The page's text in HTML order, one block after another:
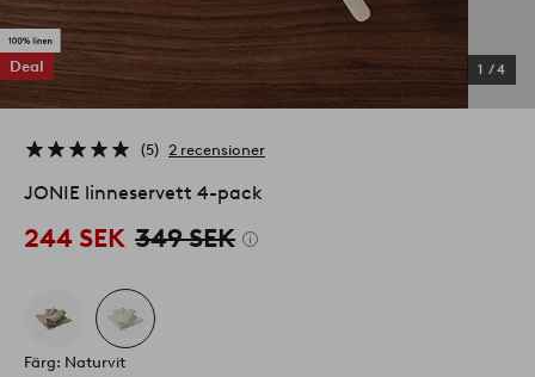
Deal 1 /4
5 2 recensioner
JONIE linneservett 4-pack
244 SEK 349 SEK
Färg: Naturvit